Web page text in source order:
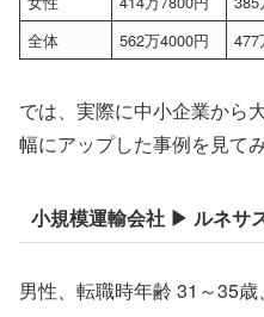
全体
562万4000円 477
では、実際に中小企業から
幅にアップした事例を見て
小規模運輸会社 ▶ ルネサ
男性、転職時年齢 31～35